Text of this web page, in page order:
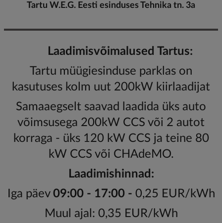
Tartu W.E.G. Eesti esinduses Tehnika tn. 3a
Laadimisvõimalused Tartus:
Tartu müügiesinduse parklas on
kasutuses kolm uut 200kW kiirlaadijat
Samaaegselt saavad laadida üks auto
võimsusega 200kW CCS või 2 autot
korraga - üks 120 kW CCS ja teine 80
kW CCS või CHAdeMO.
Laadimishinnad:
Iga päev 09:00 - 17:00 - 0,25 EUR/kWh
Muul ajal: 0,35 EUR/kWh